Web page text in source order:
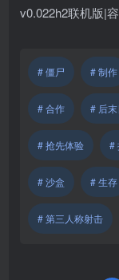
v0.022h2联机版|
# 僵尸 # 制作
# 合作 # 后末
# 抢先体验 #
# 沙盒 # 生存
# 第三人称射击